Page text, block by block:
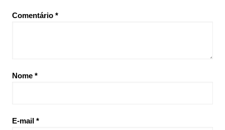
Comentário *
Nome *
E-mail *